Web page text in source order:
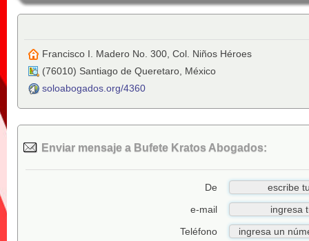
Francisco I. Madero No. 300, Col. Niños Héroes
(76010) Santiago de Queretaro México
soloabogados.org/4360
Enviar mensaje a Bufete Kratos Abogados:
De
e-mail
Teléfono